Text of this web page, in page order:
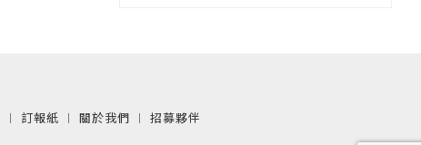
︱ 訂報紙 ︱ 關於我們 ︱ 招募夥伴